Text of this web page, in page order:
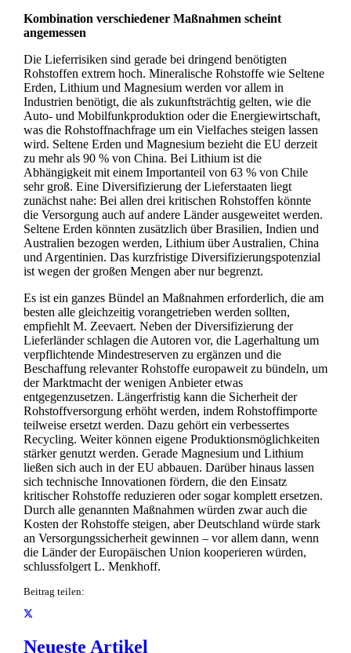
Kombination verschiedener Maßnahmen scheint
angemessen
Die Lieferrisiken sind gerade bei dringend benötigten
Rohstoffen extrem hoch. Mineralische Rohstoffe wie Seltene
Erden, Lithium und Magnesium werden vor allem in
Industrien benötigt, die als zukunftsträchtig gelten, wie die
Auto- und Mobilfunkproduktion oder die Energiewirtschaft,
was die Rohstoffnachfrage um ein Vielfaches steigen lassen
wird. Seltene Erden und Magnesium bezieht die EU derzeit
zu mehr als 90 % von China. Bei Lithium ist die
Abhängigkeit mit einem Importanteil von 63 % von Chile
sehr groß. Eine Diversifizierung der Lieferstaaten liegt
zunächst nahe: Bei allen drei kritischen Rohstoffen könnte
die Versorgung auch auf andere Länder ausgeweitet werden.
Seltene Erden könnten zusätzlich über Brasilien, Indien und
Australien bezogen werden, Lithium über Australien, China
und Argentinien. Das kurzfristige Diversifizierungspotenzial
ist wegen der großen Mengen aber nur begrenzt.
Es ist ein ganzes Bündel an Maßnahmen erforderlich, die am
besten alle gleichzeitig vorangetrieben werden sollten,
empfiehlt M. Zeevaert. Neben der Diversifizierung der
Lieferländer schlagen die Autoren vor, die Lagerhaltung um
verpflichtende Mindestreserven zu ergänzen und die
Beschaffung relevanter Rohstoffe europaweit zu bündeln, um
der Marktmacht der wenigen Anbieter etwas
entgegenzusetzen. Längerfristig kann die Sicherheit der
Rohstoffversorgung erhöht werden, indem Rohstoffimporte
teilweise ersetzt werden. Dazu gehört ein verbessertes
Recycling. Weiter können eigene Produktionsmöglichkeiten
stärker genutzt werden. Gerade Magnesium und Lithium
ließen sich auch in der EU abbauen. Darüber hinaus lassen
sich technische Innovationen fördern, die den Einsatz
kritischer Rohstoffe reduzieren oder sogar komplett ersetzen.
Durch alle genannten Maßnahmen würden zwar auch die
Kosten der Rohstoffe steigen, aber Deutschland würde stark
an Versorgungssicherheit gewinnen – vor allem dann, wenn
die Länder der Europäischen Union kooperieren würden,
schlussfolgert L. Menkhoff.
Beitrag teilen:
Neueste Artikel